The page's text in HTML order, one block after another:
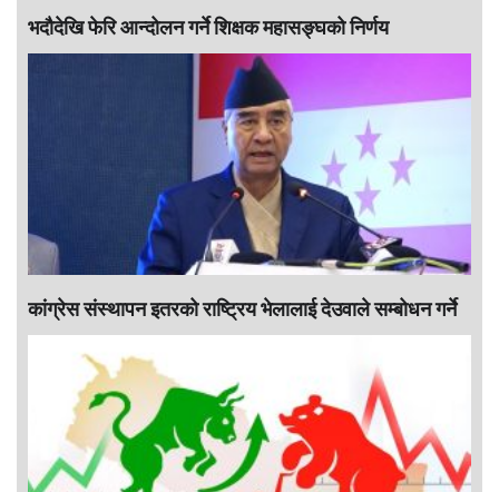
भदौदेखि फेरि आन्दोलन गर्ने शिक्षक महासङ्घको निर्णय
कांग्रेस संस्थापन इतरको राष्ट्रिय भेलालाई देउवाले सम्बोधन गर्ने